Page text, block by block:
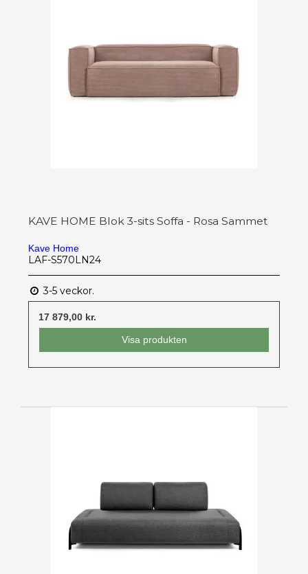
KAVE HOME Blok 3-sits Soffa - Rosa Sammet
Kave Home
LAF-S570LN24
3-5 veckor.
17 879,00 kr.
Visa produkten